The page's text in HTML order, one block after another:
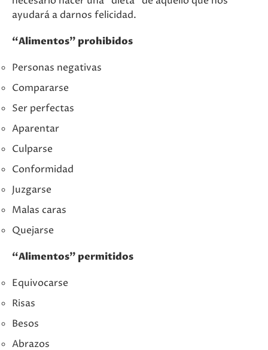
ayudará a darnos felicidad.
“Alimentos” prohibidos
Personas negativas
Compararse
Ser perfectas
Aparentar
Culparse
Conformidad
Juzgarse
Malas caras
Quejarse
“Alimentos” permitidos
Equivocarse
Risas
Besos
Abrazos